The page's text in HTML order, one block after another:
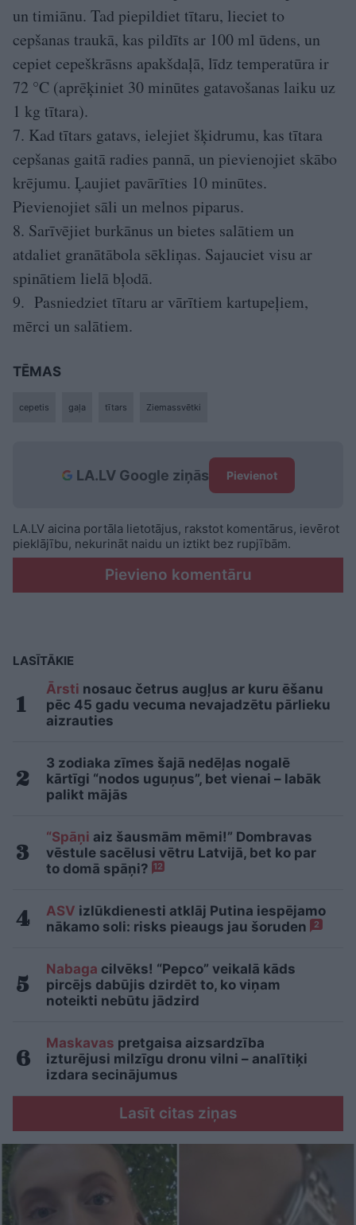
un timiānu. Tad piepildiet tītaru, lieciet to
cepšanas traukā, kas pildīts ar 100 ml ūdens, un
cepiet cepeškrāsns apakšdaļā, līdz temperatūra ir
72 °C (aprēķiniet 30 minūtes gatavošanas laiku uz
1 kg tītara).
7. Kad tītars gatavs, ielejiet šķidrumu, kas tītara
cepšanas gaitā radies pannā, un pievienojiet skābo
krējumu. Ļaujiet pavārīties 10 minūtes.
Pievienojiet sāli un melnos piparus.
8. Sarīvējiet burkānus un bietes salātiem un
atdaliet granātābola sēkliņas. Sajauciet visu ar
spinātiem lielā bļodā.
9. Pasniedziet tītaru ar vārītiem kartupeļiem,
mērci un salātiem.
TĒMAS
cepetis gaļa tītars Ziemassvētki
LA.LV Google ziņās Pievienot
LA.LV aicina portāla lietotājus, rakstot komentārus, ievērot
pieklājību, nekurināt naidu un iztikt bez rupjībām.
Pievieno komentāru
LASĪTĀKIE
Ārsti nosauc četrus augļus ar kuru ēšanu
pēc 45 gadu vecuma nevajadzētu pārlieku
aizrauties
3 zodiaka zīmes šajā nedēļas nogalē
kārtīgi “nodos uguņus”, bet vienai – labāk
palikt mājās
“Spāņi aiz šausmām mēmi!” Dombravas
vēstule sacēlusi vētru Latvijā, bet ko par
to domā spāņi? 12
ASV izlūkdienesti atklāj Putina iespējamo
nākamo soli: risks pieaugs jau šoruden
2
Nabaga cilvēks! “Pepco” veikalā kāds
pircējs dabūjis dzirdēt to, ko viņam
noteikti nebūtu jādzird
Maskavas pretgaisa aizsardzība
izturējusi milzīgu dronu vilni – analītiķi
izdara secinājumus
Lasīt citas ziņas